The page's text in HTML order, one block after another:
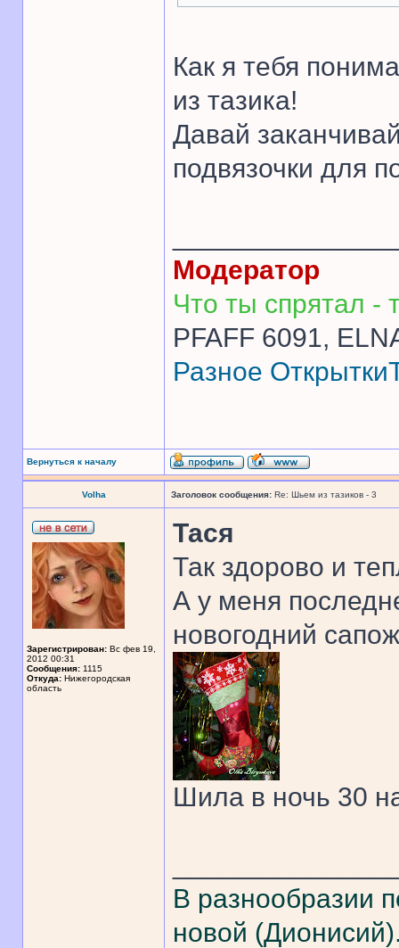
Как я тебя
из тазика!
Давай
подвязочки для
Модератор
Что ты спрятал -
PFAFF 6091,
Разное Открытки
Вернуться к началу
Volha Заголовок сообщения: Re: Шьем из тазиков - 3
Зарегистрирован: Вс фев 19,
2012 00:31
Сообщения: 1115
Откуда: Нижегородская
область
Тася
Так здорово и
А у меня
новогодний
Шила в ночь 30
В разнообразии
новой